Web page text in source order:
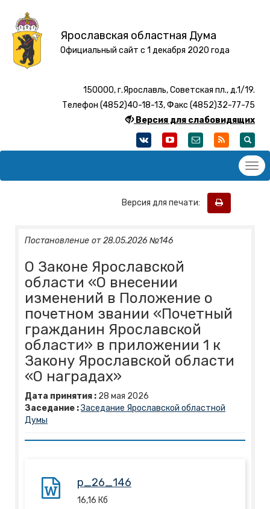
Ярославская областная Дума
Официальный сайт с 1 декабря 2020 года
150000, г.Ярославль, Советская пл., д.1/19.
Телефон (4852)40-18-13, Факс (4852)32-77-75
Версия для слабовидящих
Версия для печати:
Постановление от 28.05.2026 №146
О Законе Ярославской
области «О внесении
изменений в Положение о
почетном звании «Почетный
гражданин Ярославской
области» в приложении 1 к
Закону Ярославской области
«О наградах»
Дата принятия : 28 мая 2026
Заседание :Заседание Ярославской областной
Думы
p_26_146
16,16 Кб